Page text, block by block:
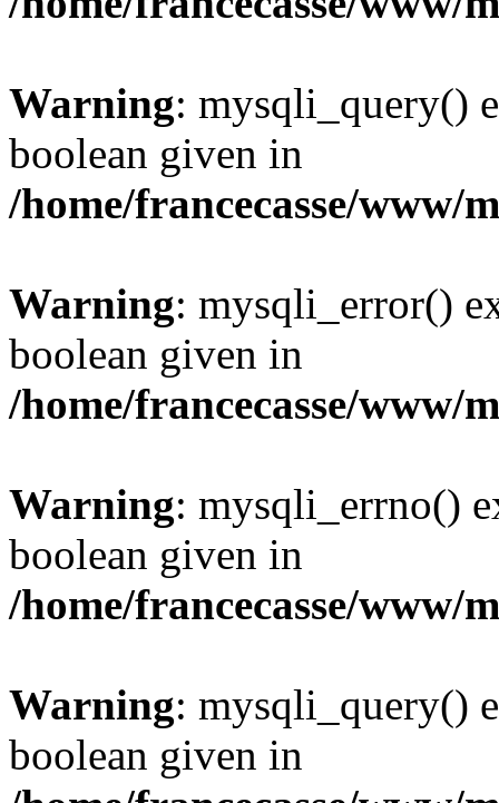
Warning: mysqli_query()
boolean given in
/home/francecasse/www/
Warning: mysqli_error()
boolean given in
/home/francecasse/www/
Warning: mysqli_errno()
boolean given in
/home/francecasse/www/
Warning: mysqli_query()
boolean given in